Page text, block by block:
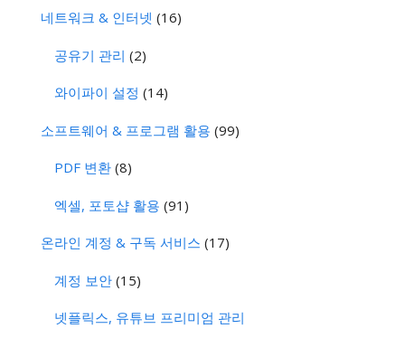
네트워크 & 인터넷 (16)
공유기 관리 (2)
와이파이 설정 (14)
소프트웨어 & 프로그램 활용 (99)
PDF 변환 (8)
엑셀, 포토샵 활용 (91)
온라인 계정 & 구독 서비스 (17)
계정 보안 (15)
넷플릭스, 유튜브 프리미엄 관리